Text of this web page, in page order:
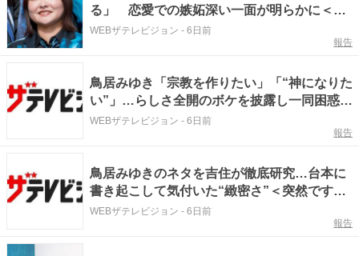
る」 恋愛での嫉妬深い一面が明らかに＜突
然ですが占ってもいいですか？＞
WEBザテレビジョン - 6日前
報告
鳥居みゆき「宗教を作りたい」「“神になりた
い”」…らしさ全開のボケを披露し一同困惑＜
突然ですが占ってもいいですか？＞
WEBザテレビジョン - 6日前
報告
鳥居みゆきのネタを吉住が徹底研究…台本に
書き起こして気付いた“緻密さ”＜突然ですが
占ってもいいですか？＞
WEBザテレビジョン - 6日前
報告